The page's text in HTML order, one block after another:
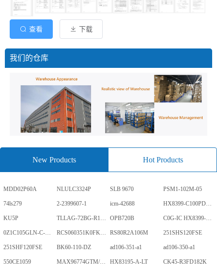
查看 下载
我们的仓库
New Products Hot Products
MDD02P60A NLULC3324P SLB 9670 PSM1-102M-05
74ls279 2-2399607-1 icm-42688 HX8399-C100PD1700-GP
KU5P TLLAG-72BG-R1KH1-V-A OPB720B C0G-IC HX8399-C100PD1700-GP
0Z1C105GLN-C-0-TR RCS060351K0FKEA RS80R2A106M 251SHS120FSE
251SHF120FSE BK60-110-DZ ad106-351-a1 ad106-350-a1
550CE1059 MAX96774GTM/V+ HX83195-A-LT CK45-R3FD182K